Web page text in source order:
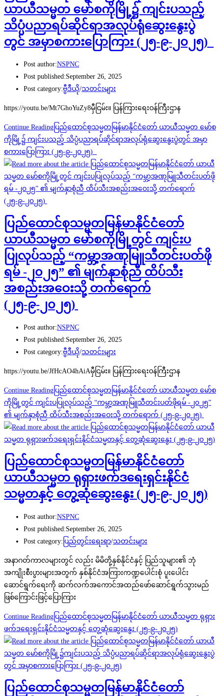
ယာယီသမ္မတ မော်စကိုမြို့၌ ကျင်းပသည့်
သိပ္ပံပညာရပ်ဆိုင်ရာအလုပ်ရုံဆွေးနွေးပွဲ
တွင် အမှာစကားပြောကြား (၂၅-၉-၂၀၂၅)
Post author:NSPNC
Post published:September 26, 2025
Post category:ဗွီဒီယို/သတင်းများ
https://youtu.be/Mt7GhoYuZy8မှီငြမ်း။ ပြန်ကြားရေးဝန်ကြီးဌာန
Continue Reading ပြည်ထောင်စုသမ္မတမြန်မာနိုင်ငံတော် ယာယီသမ္မတ မော်စ
ကိုမြို့၌ ကျင်းပသည့် သိပ္ပံပညာရပ်ဆိုင်ရာအလုပ်ရုံဆွေးနွေးပွဲတွင် အမှာ
စကားပြောကြား (၂၅-၉-၂၀၂၅)
ပြည်ထောင်စုသမ္မတမြန်မာနိုင်ငံတော်
ယာယီသမ္မတ မော်စကိုမြို့တွင် ကျင်းပ
ပြုလုပ်သည့် “ကမ္ဘာ့အဏုမြူသီတင်းပတ်ဖို
ရမ် -၂၀၂၅” ၏ မျက်နှာစုံညီ ထိပ်သီး
အစည်းအဝေးသို့ တက်ရောက်
(၂၅-၉-၂၀၂၅)
Post author:NSPNC
Post published:September 26, 2025
Post category:ဗွီဒီယို/သတင်းများ
https://youtu.be/JfHcAO4hAiAမှီငြမ်း။ ပြန်ကြားရေးဝန်ကြီးဌာန
Continue Reading ပြည်ထောင်စုသမ္မတမြန်မာနိုင်ငံတော် ယာယီသမ္မတ မော်စ
ကိုမြို့တွင် ကျင်းပပြုလုပ်သည့် “ကမ္ဘာ့အဏုမြူသီတင်းပတ်ဖိုရမ် -၂၀၂၅”
၏ မျက်နှာစုံညီ ထိပ်သီးအစည်းအဝေးသို့ တက်ရောက် (၂၅-၉-၂၀၂၅)
ပြည်ထောင်စုသမ္မတမြန်မာနိုင်ငံတော်
ယာယီသမ္မတ ရုရှားဖက်ဒရေးရှင်းနိုင်ငံ
သမ္မတနှင့် တွေ့ဆုံဆွေးနွေး (၂၅-၉-၂၀၂၅)
Post author:NSPNC
Post published:September 26, 2025
Post category: ပြည်တွင်းရေးရာ/သတင်းများ
အနာဂတ်ကာလများတွင် လည်း မိမိတို့နှစ်နိုင်ငံနှင့် ပြည်သူများ၏ ဘုံ
အကျိုးစီးပွားများအတွက် နှစ်နိုင်ငံအကြားကဏ္ဍပေါင်းစုံ ပူးပေါင်း
ဆောင်ရွက်ရေးကို ဆက်လက်အကောင်အထည်ဖော်ဆောင်ရွက်သွားမည်
ဖြစ်ကြောင်းဖြင့်ပြောကြား
Continue Reading ပြည်ထောင်စုသမ္မတမြန်မာနိုင်ငံတော် ယာယီသမ္မတ ရုရှား
ဖက်ဒရေးရှင်းနိုင်ငံသမ္မတနှင့် တွေ့ဆုံဆွေးနွေး (၂၅-၉-၂၀၂၅)
ပြည်ထောင်စုသမ္မတမြန်မာနိုင်ငံတော်